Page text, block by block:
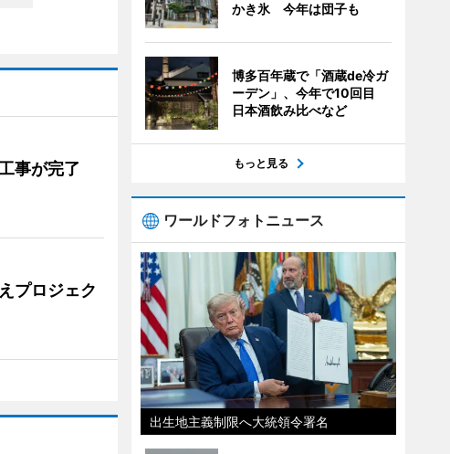
事が完了
プロジェク
かき氷 今年は団子も
博多百年蔵で「酒蔵de冷ガ
ーデン」、今年で10回目
日本酒飲み比べなど
もっと見る
ワールドフォトニュース
出生地主義制限へ大統領令署名